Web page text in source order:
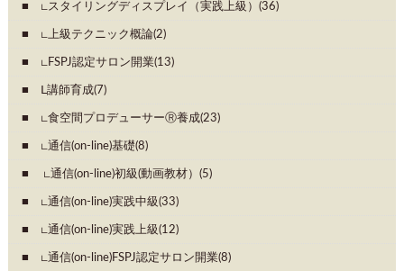
∟スタイリングディスプレイ（実践上級）(36)
∟上級テクニック概論(2)
∟FSPJ認定サロン開業(13)
Ⅼ講師育成(7)
∟食空間プロデューサーⓇ養成(23)
∟通信(on-line)基礎(8)
∟通信(on-line)初級(動画教材）(5)
∟通信(on-line)実践中級(33)
∟通信(on-line)実践上級(12)
∟通信(on-line)FSPJ認定サロン開業(8)